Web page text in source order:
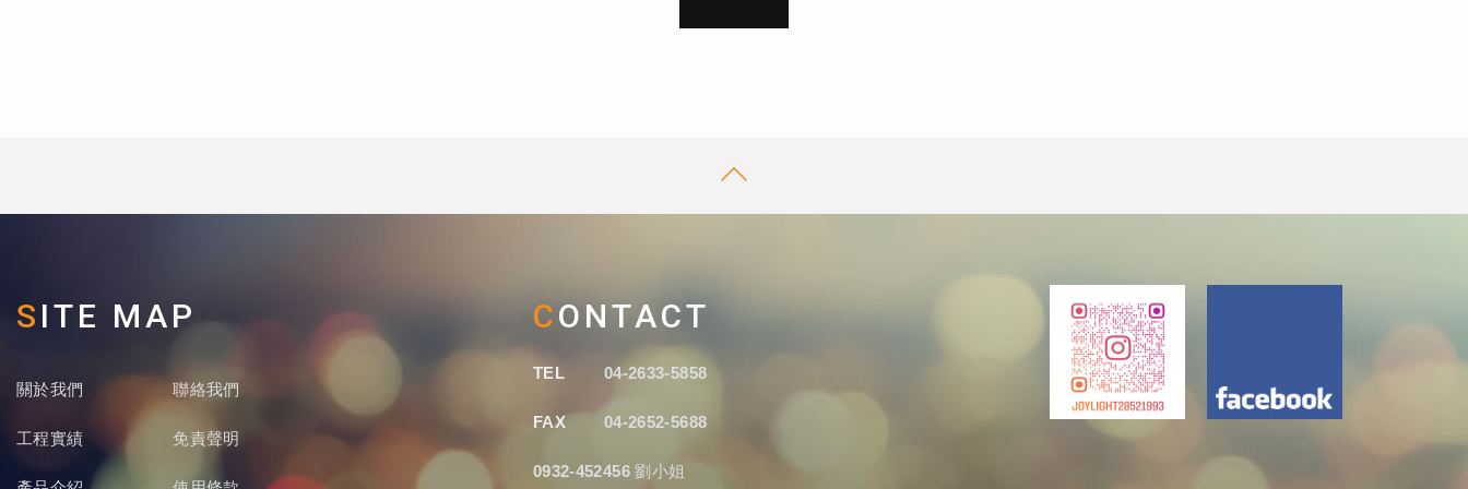
SITE MAP
關於我們
工程實績
聯絡我們
免責聲明
CONTACT
TEL 04-2633-5858
FAX 04-2652-5688
0932-452456劉小姐